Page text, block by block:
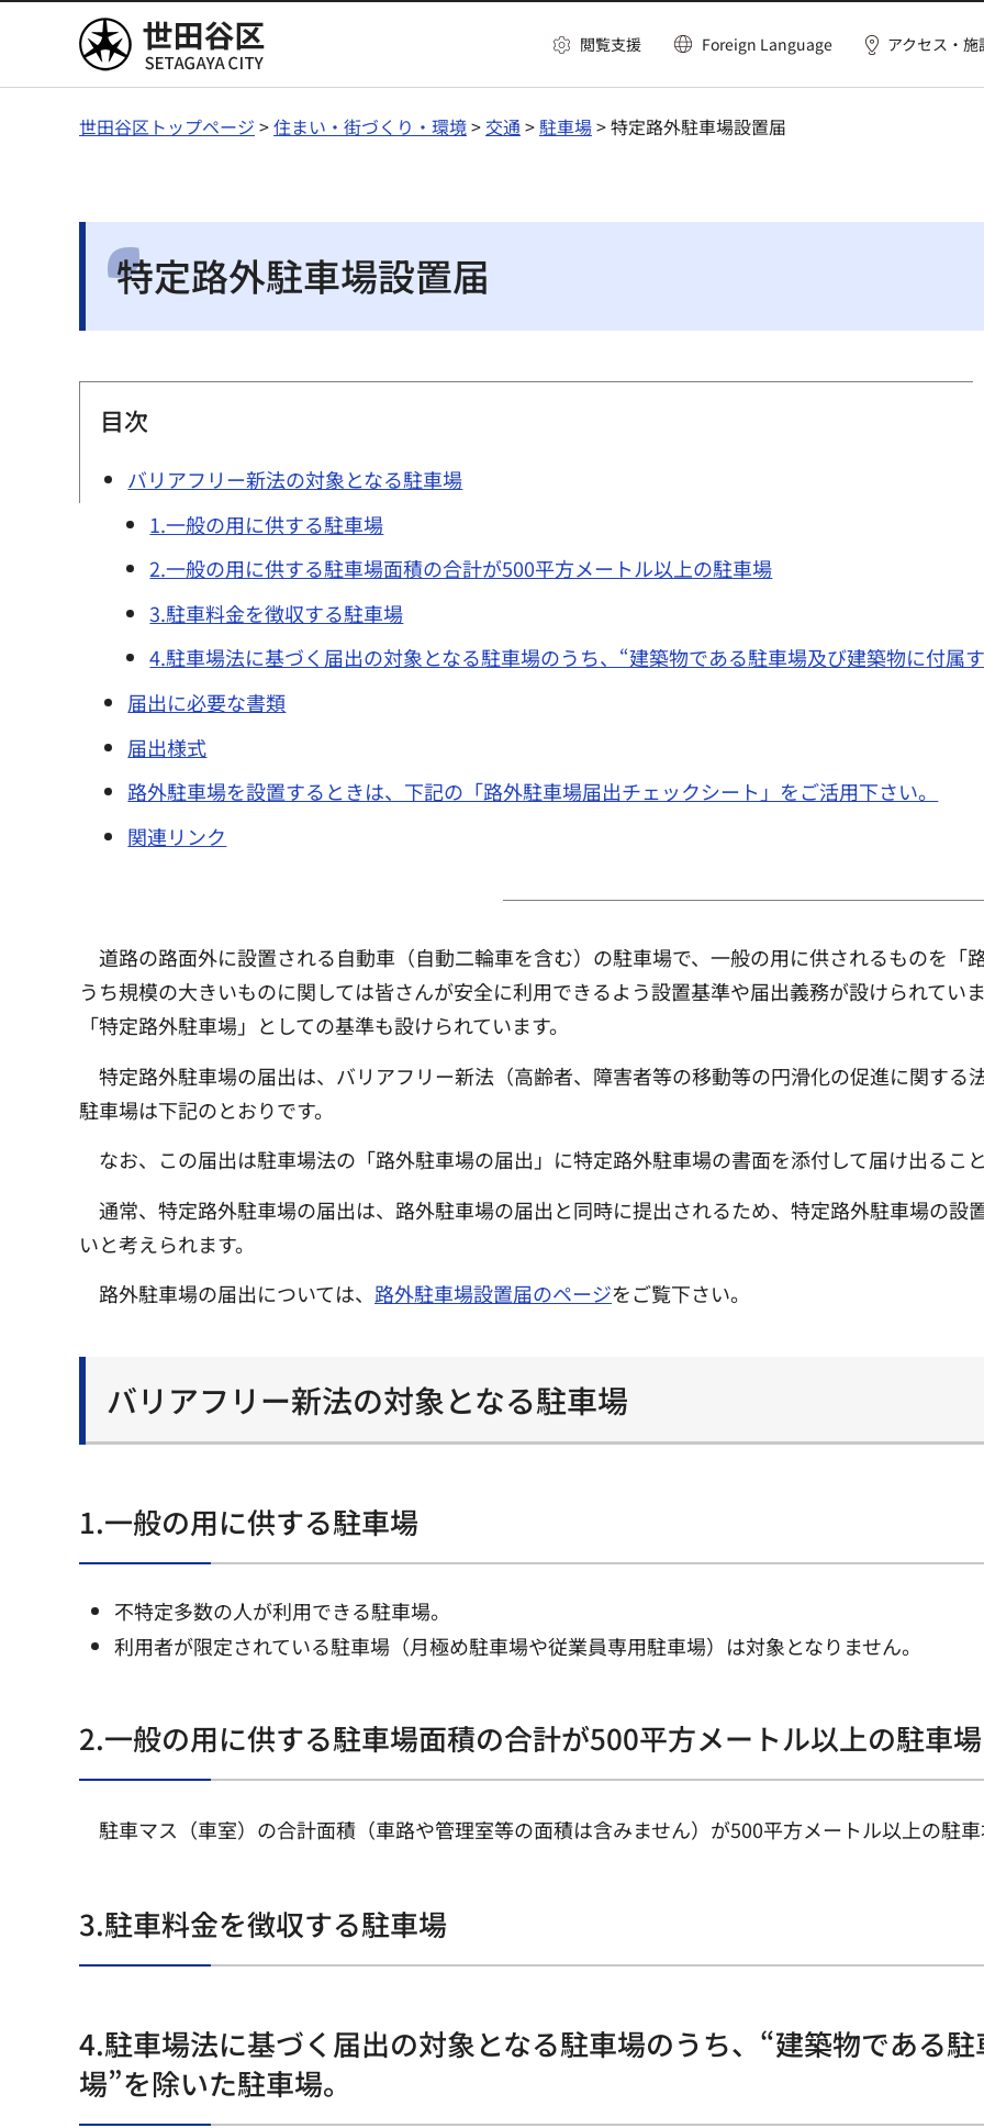
世田谷区 閲覧支援 Foreign Language アクセス・施
世田谷区トップページ >住まい・街づくり・環境> 交通>駐車場> 特定路外駐車場設置届
特定路外駐車場設置届
目次
バリアフリー新法の対象となる駐車場
1.一般の用に供する駐車場
2.一般の用に供する駐車場面積の合計が500平方メートル以上の駐車場
3.駐車料金を徴収する駐車場
4.駐車場法に基づく届出の対象となる駐車場のうち、“建築物である駐車場及び建築物に付属
届出に必要な書類
届出様式
路外駐車場を設置するときは、下記の「路外駐車場届出チェックシート」をご活用下さい。
関連リンク
道路の路面外に設置される自動車（自動二輪車を含む）の駐車場で、一般の用に供されるものを「
うち規模の大きいものに関しては皆さんが安全に利用できるよう設置基準や届出義務が設けられてい
「特定路外駐車場」としての基準も設けられています。
特定路外駐車場の届出は、バリアフリー新法（高齢者、障害者等の移動等の円滑化の促進に関する
駐車場は下記のとおりです。
なお、この届出は駐車場法の「路外駐車場の届出」に特定路外駐車場の書面を添付して届け出るこ
通常、特定路外駐車場の届出は、路外駐車場の届出と同時に提出されるため、特定路外駐車場の設
いと考えられます。
路外駐車場の届出については、 路外駐車場設置届のページをご覧下さい。
バリアフリー新法の対象となる駐車場
1.一般の用に供する駐車場
不特定多数の人が利用できる駐車場。
利用者が限定されている駐車場（月極め駐車場や従業員専用駐車場）は対象となりません。
2.一般の用に供する駐車場面積の合計が500平方メートル以上の駐車場
駐車マス（車室）の合計面積（車路や管理室等の面積は含みません）が500平方メートル以上の駐
3.駐車料金を徴収する駐車場
4.駐車場法に基づく届出の対象となる駐車場のうち、“建築物である
場”を除いた駐車場。